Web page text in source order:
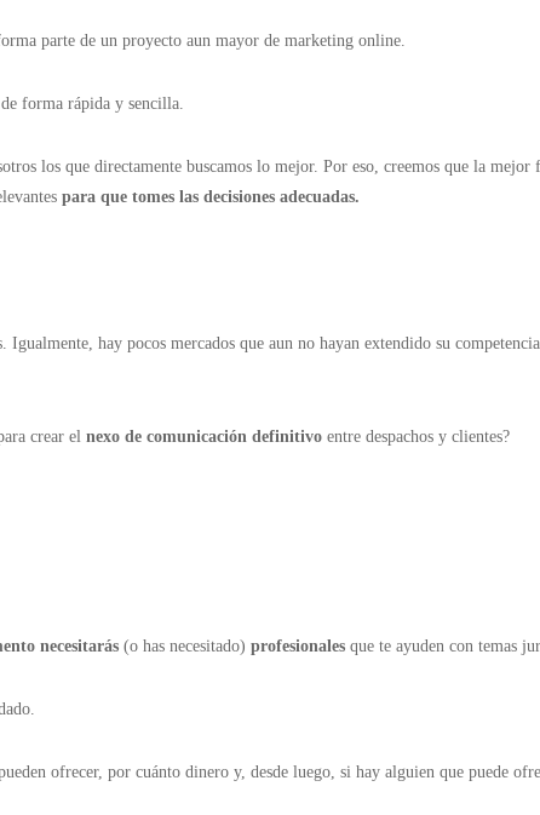
parte de un proyecto aun mayor de marketing online.
de forma rápida y sencilla.
los que directamente buscamos lo mejor. Por eso, creemos que la mejor
para que tomes las decisiones adecuadas.
Igualmente, hay pocos mercados que aun no hayan extendido su
crear elnexo de comunicación definitivo entre despachos y clientes?
necesitarás(o has necesitado) profesionales que te ayuden con temas
ofrecer, por cuánto dinero y, desde luego, si hay alguien que puede